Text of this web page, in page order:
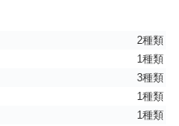
2種類
1種類
3種類
1種類
1種類